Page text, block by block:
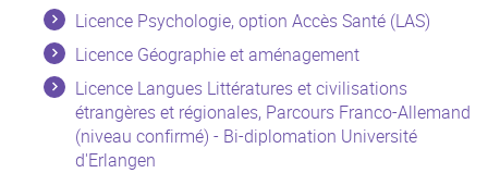
Licence Psychologie, option Accès Santé (LAS)
Licence Géographie et aménagement
Licence Langues Littératures et civilisations
étrangères et régionales, Parcours Franco-Allemand
(niveau confirmé) - Bi-diplomation Université
d'Erlangen